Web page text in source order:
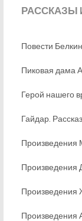
РАССКАЗЫ
Повести
Пиковая дама
Герой нашего
Гайдар.
Произведения
Произведения
Произведения
Произведения